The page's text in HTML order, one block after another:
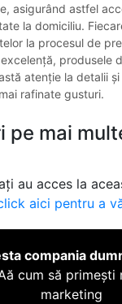
asigurând astfel
la domiciliu.
la procesul de
produsele
atenție la detalii
rafinate gusturi.
pe mai
au acces la
aici pentru a
compania
cum să primești
marketing